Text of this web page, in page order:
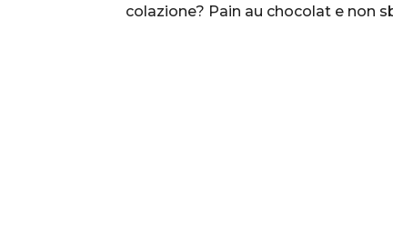
colazione? Pain au chocolat e non